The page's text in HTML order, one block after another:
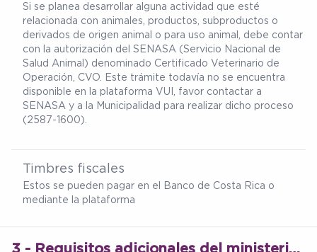
Si se planea desarrollar alguna actividad que esté
relacionada con animales, productos, subproductos o
derivados de origen animal o para uso animal, debe contar
con la autorización del SENASA (Servicio Nacional de
Salud Animal) denominado Certificado Veterinario de
Operación, CVO. Este trámite todavía no se encuentra
disponible en la plataforma VUI, favor contactar a
SENASA y a la Municipalidad para realizar dicho proceso
(2587-1600).
Timbres fiscales
Estos se pueden pagar en el Banco de Costa Rica o
mediante la plataforma
3 - Requisitos adicionales del ministerio de salud